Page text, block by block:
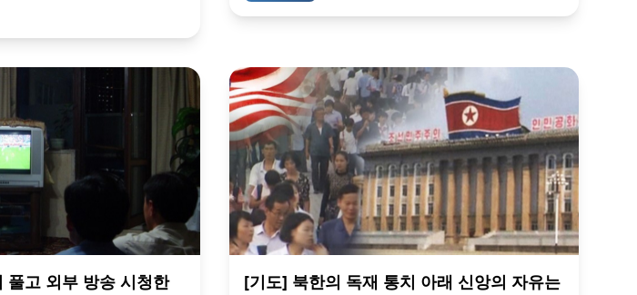
풀고 외부 방송 시청한 [기도] 북한의 독재 통치 아래 신앙의 자유는